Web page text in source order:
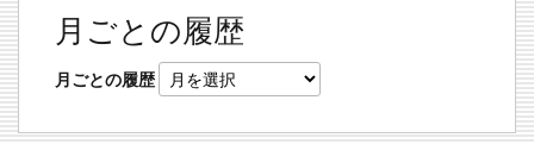
月ごとの履歴
月ごとの履歴